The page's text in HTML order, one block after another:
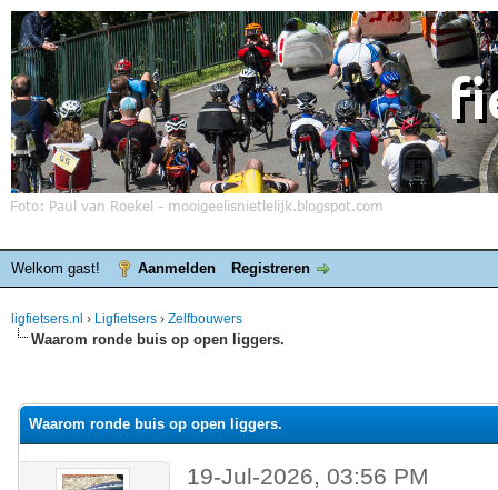
Welkom gast! Aanmelden Registreren
ligfietsers.nl › Ligfietsers › Zelfbouwers
Waarom ronde buis op open liggers.
Waarom ronde buis op open liggers.
19-Jul-2026, 03:56 PM